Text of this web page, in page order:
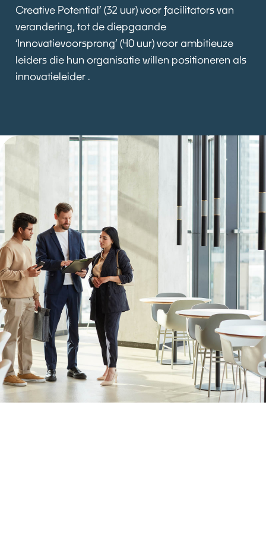
Creative Potential’ (32 uur) voor facilitators van
verandering, tot de diepgaande
‘Innovatievoorsprong’ (40 uur) voor ambitieuze
leiders die hun organisatie willen positioneren als
innovatieleider .